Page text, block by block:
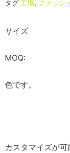
タグ 工場, ファッシ
サイズ
MOQ:
色です。
カスタマイズが可